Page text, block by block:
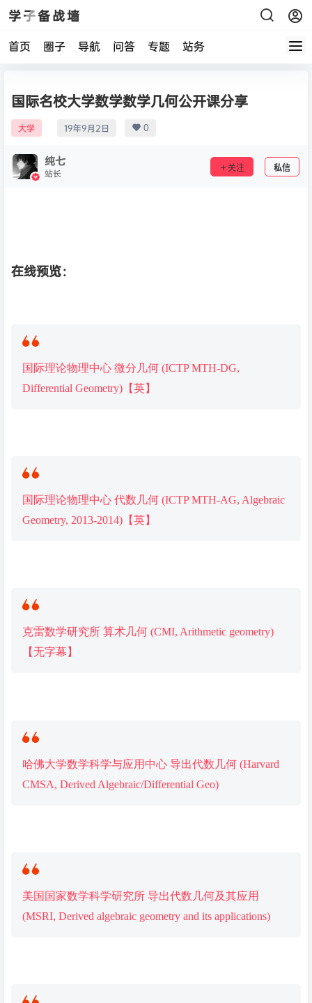
学子备战墙
首页 圈子 导航 问答 专题 站务
国际名校大学数学数学几何公开课分享
大学 19年9月2日 0
纯七
站长 关注 私信
在线预览：
国际理论物理中心 微分几何 (ICTP MTH-DG,
Differential Geometry)【英】
国际理论物理中心 代数几何 (ICTP MTH-AG, Algebraic
Geometry, 2013-2014)【英】
克雷数学研究所 算术几何 (CMI, Arithmetic geometry)
【无字幕】
哈佛大学数学科学与应用中心 导出代数几何 (Harvard
CMSA, Derived Algebraic/Differential Geo)
美国国家数学科学研究所 导出代数几何及其应用
(MSRI, Derived algebraic geometry and its applications)